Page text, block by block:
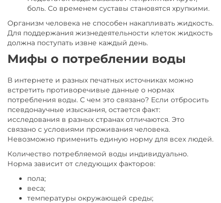
боль. Со временем суставы становятся хрупкими.
Организм человека не способен накапливать жидкость.
Для поддержания жизнедеятельности клеток жидкость
должна поступать извне каждый день.
Мифы о потреблении воды
В интернете и разных печатных источниках можно
встретить противоречивые данные о нормах
потребления воды. С чем это связано? Если отбросить
псевдонаучные изыскания, остается факт:
исследования в разных странах отличаются. Это
связано с условиями проживания человека.
Невозможно применить единую норму для всех людей.
Количество потребляемой воды индивидуально.
Норма зависит от следующих факторов:
пола;
веса;
температуры окружающей среды;